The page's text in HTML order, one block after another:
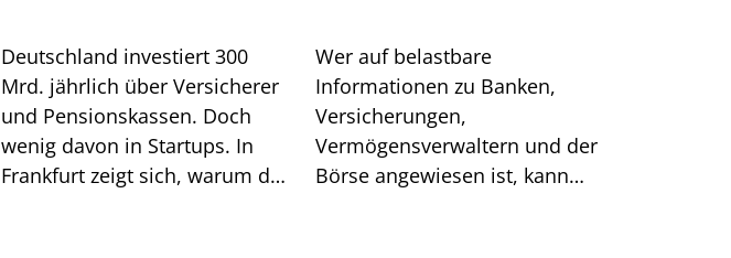
Deutschland investiert 300
Mrd. jährlich über Versicherer
und Pensionskassen. Doch
wenig davon in Startups. In
Frankfurt zeigt sich, warum das
Wer auf belastbare
Informationen zu Banken,
Versicherungen,
Vermögensverwaltern und der
Börse angewiesen ist, kann